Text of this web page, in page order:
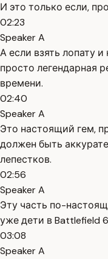
И это только если,
02:23
Speaker A
А если взять лопату
просто легендарная
времени.
02:40
Speaker A
Это настоящий гем,
должен быть
лепестков.
02:56
Speaker A
Эту часть по-
уже дети в Battlefield
03:08
Speaker A